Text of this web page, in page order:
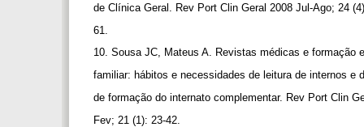
de Clínica Geral. Rev Port Clin Geral 2008 Jul-Ago; 24
61.
10. Sousa JC, Mateus A. Revistas médicas e formação
familiar: hábitos e necessidades de leitura de internos e
de formação do internato complementar. Rev Port Clin
Fev; 21 (1): 23-42.